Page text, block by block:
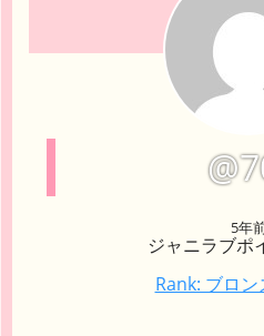
5年
ジャニラブポ
Rank: ブロン